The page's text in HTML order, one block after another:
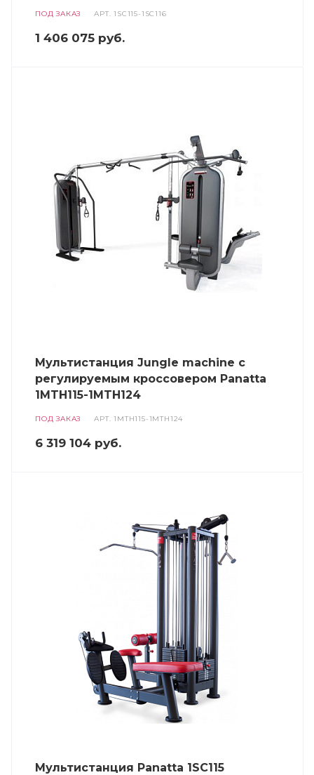
ПОД ЗАКАЗ АРТ.1SC115-1SC116
1 406 075 руб.
Мультистанция Jungle machine с
регулируемым кроссовером Panatta
1MTH115-1MTH124
ПОД ЗАКАЗ АРТ.1MTH115-1MTH124
6 319 104 руб.
Мультистанция Panatta 1SC115